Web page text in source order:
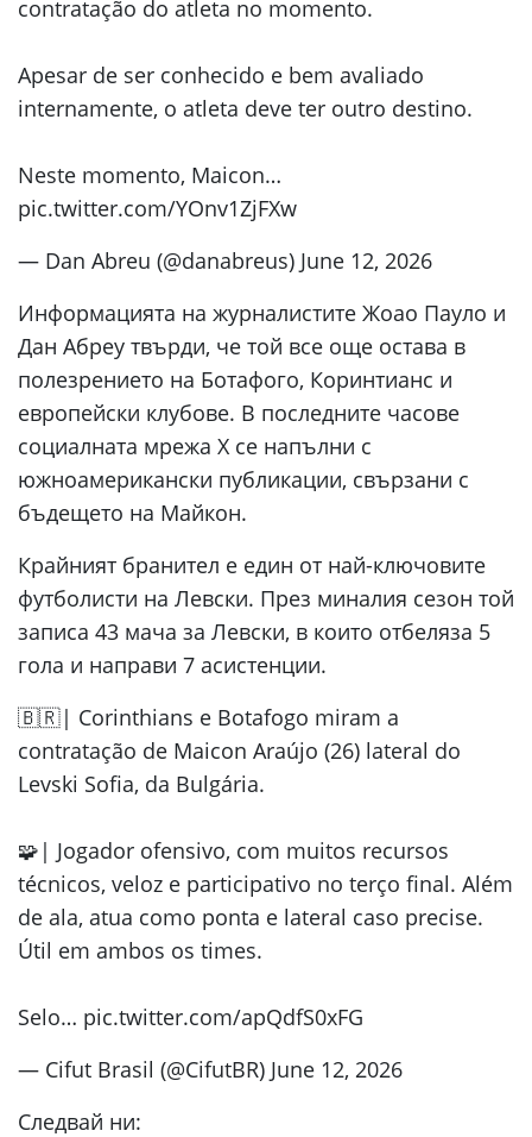
contratação do atleta no momento.
Apesar de ser conhecido e bem avaliado
internamente, o atleta deve ter outro destino.
Neste momento, Maicon…
pic.twitter.com/YOnv1ZjFXw
— Dan Abreu (@danabreus) June 12, 2026
Информацията на журналистите Жоао Пауло и
Дан Абреу твърди, че той все още остава в
полезрението на Ботафого, Коринтианс и
европейски клубове. В последните часове
социалната мрежа X се напълни с
южноамерикански публикации, свързани с
бъдещето на Майкон.
Крайният бранител е един от най-ключовите
футболисти на Левски. През миналия сезон той
записа 43 мача за Левски, в които отбеляза 5
гола и направи 7 асистенции.
🇧🇷| Corinthians e Botafogo miram a
contratação de Maicon Araújo (26) lateral do
Levski Sofia, da Bulgária.
🧩| Jogador ofensivo, com muitos recursos
técnicos, veloz e participativo no terço final. Além
de ala, atua como ponta e lateral caso precise.
Útil em ambos os times.
Selo… pic.twitter.com/apQdfS0xFG
— Cifut Brasil (@CifutBR) June 12, 2026
Следвай ни: